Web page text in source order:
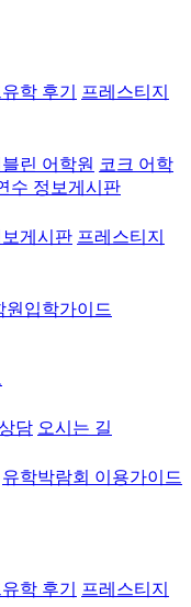
학 후기
프레스티지
린 어학원 코크 어학
수 정보게시판
게시판 프레스티지
원입학가이드
담 오시는 길
유학박람회 이용가이드
학 후기
프레스티지